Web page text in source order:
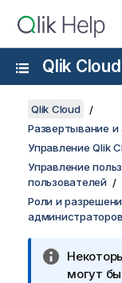
Qlik Cloud
Qlik Cloud
Развертывание и
Управление Qlik
Управление
пользователей
Роли и
администраторов
могут